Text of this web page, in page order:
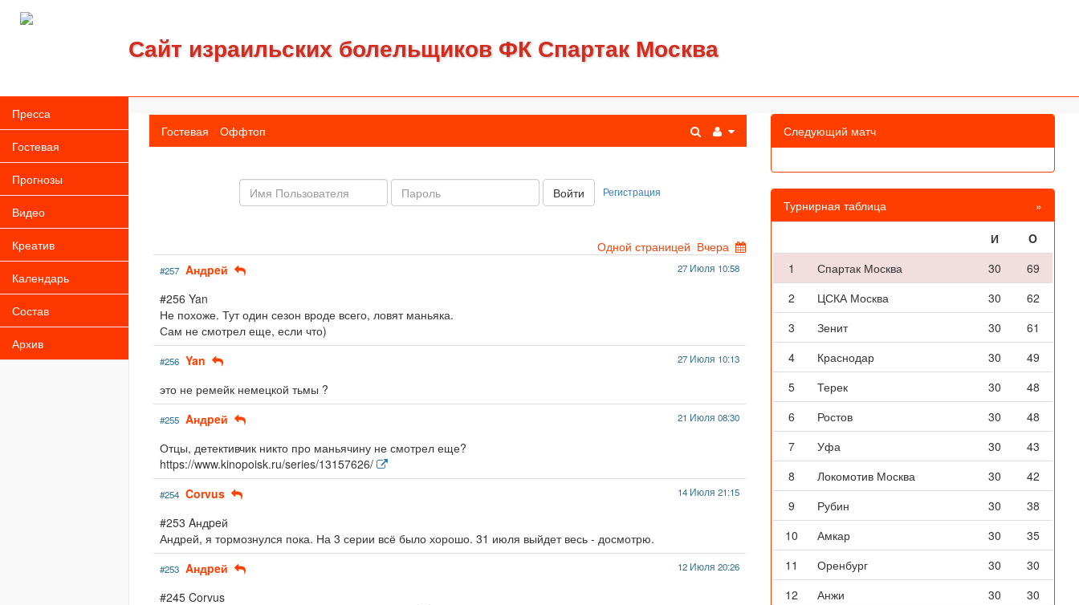
Сайт израильских болельщиков ФК Спартак Москва
Пресса
Гостевая
Прогнозы
Видео
Креатив
Календарь
Состав
Архив
Гостевая Оффтоп
Имя
пользователя
Пароль: Войти Регистрация
Одной страницей Вчера
#257 Aндpeй 27 Июля 10:58
#256 Yan
Не похоже. Тут один сезон вроде всего, ловят маньяка.
Сам не смотрел еще, если что)
#256 Yan 27 Июля 10:13
это не ремейк немецкой тьмы ?
#255 Aндpeй 21 Июля 08:30
Отцы, детективчик никто про маньячину не смотрел еще?
https://www.kinopoisk.ru/series/13157626/
#254 Corvus 14 Июля 21:15
#253 Aндpeй
Андрей, я тормознулся пока. На 3 серии всё было хорошо. 31 июля выйдет весь - досмотрю.
#253 Aндpeй 12 Июля 20:26
#245 Corvus
Следующий матч
Турнирная таблица »
И
O
1
Спартак Москва 30
69
2
ЦСКА Москва 30
62
3
Зенит 30
61
4
Краснодар 30
49
5
Терек 30
48
6
Ростов 30
48
7
Уфа 30
43
8
Локомотив Москва 30
42
9
Рубин 30
38
10
Амкар 30
35
11
Оренбург 30
30
12
Анжи 30
30